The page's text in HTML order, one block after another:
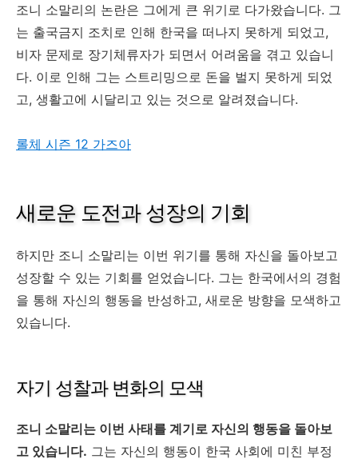
조니 소말리의 논란은 그에게 큰 위기로 다가왔습니다. 그
는 출국금지 조치로 인해 한국을 떠나지 못하게 되었고,
비자 문제로 장기체류자가 되면서 어려움을 겪고 있습니
다. 이로 인해 그는 스트리밍으로 돈을 벌지 못하게 되었
고, 생활고에 시달리고 있는 것으로 알려졌습니다.
롤체 시즌 12 가즈아
새로운 도전과 성장의 기회
하지만 조니 소말리는 이번 위기를 통해 자신을 돌아보고
성장할 수 있는 기회를 얻었습니다. 그는 한국에서의 경험
을 통해 자신의 행동을 반성하고, 새로운 방향을 모색하고
있습니다.
자기 성찰과 변화의 모색
조니 소말리는 이번 사태를 계기로 자신의 행동을 돌아보
고 있습니다. 그는 자신의 행동이 한국 사회에 미친 부정